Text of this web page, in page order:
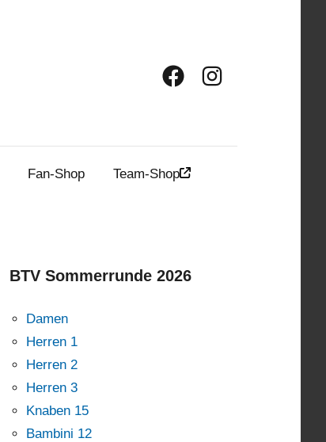
FacebookInstagram
Fan-Shop Team-Shop
BTV Sommerrunde 2026
Damen
Herren 1
Herren 2
Herren 3
Knaben 15
Bambini 12